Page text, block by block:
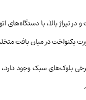
تیراژ بالا، با
یکنواخت در میان بافت
بلوک‌های سبک وجود دارد،